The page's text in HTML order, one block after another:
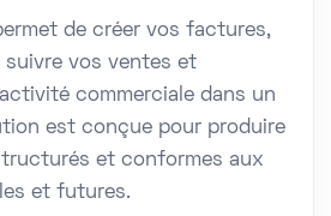
de créer vos factures,
vos ventes et
commerciale dans un
est conçue pour produire
et conformes aux
et futures.